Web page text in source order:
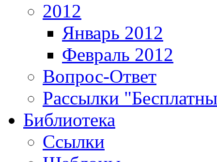
2012
Январь 2012
Февраль 2012
Вопрос-Ответ
Рассылки
Библиотека
Ссылки